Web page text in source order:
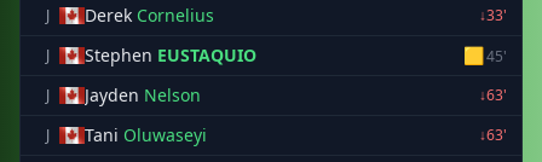
J
Derek Cornelius
↓33'
J
Stephen EUSTAQUIO 🟨45'
J
Jayden Nelson
↓63'
J
Tani Oluwaseyi
↓63'